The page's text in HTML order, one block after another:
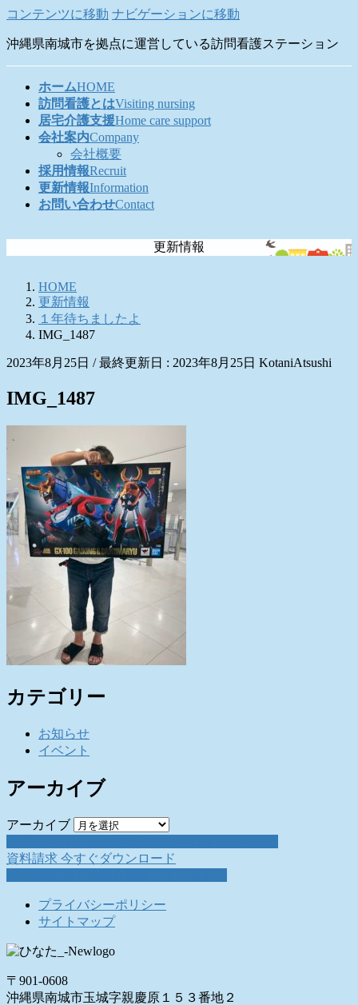
コンテンツに移動 ナビゲーションに移動
沖縄県南城市を拠点に運営している訪問看護ステーション
ホームHOME
訪問看護とはVisiting nursing
居宅介護支援Home care support
会社案内Company
会社概要
採用情報Recruit
更新情報Information
お問い合わせContact
更新情報
HOME
更新情報
１年待ちましたよ
IMG_1487
2023年8月25日 / 最終更新日 : 2023年8月25日 KotaniAtsushi
IMG_1487
カテゴリー
お知らせ
イベント
アーカイブ
アーカイブ
資料請求 今すぐダウンロード
プライバシーポリシー
サイトマップ
〒901-0608
沖縄県南城市玉城字親慶原１５３番地２